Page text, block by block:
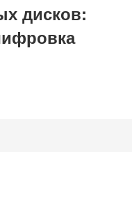
дисков: